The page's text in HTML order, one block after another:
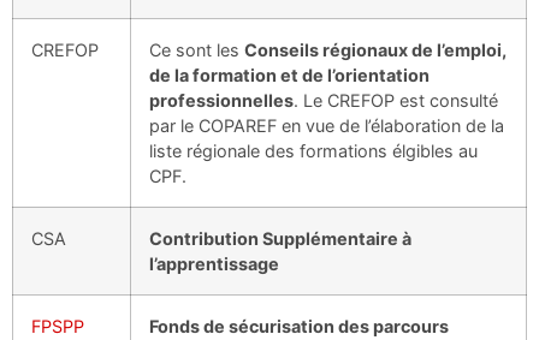
CREFOP Ce sont les Conseils régionaux de l’emploi,
de la formation et de l’orientation
professionnelles. Le CREFOP est consulté
par le COPAREF en vue de l’élaboration de la
liste régionale des formations élgibles au
CPF.
CSA
Contribution Supplémentaire à
l’apprentissage
FPSPP
Fonds de sécurisation des parcours